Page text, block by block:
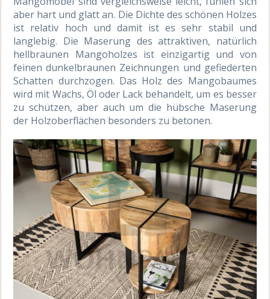
aber hart und glatt an. Die Dichte des schönen Holzes
ist relativ hoch und damit ist es sehr stabil und
langlebig. Die Maserung des attraktiven, natürlich
hellbraunen Mangoholzes ist einzigartig und von
feinen dunkelbraunen Zeichnungen und gefiederten
Schatten durchzogen. Das Holz des Mangobaumes
wird mit Wachs, Öl oder Lack behandelt, um es besser
zu schützen, aber auch um die hübsche Maserung
der Holzoberflächen besonders zu betonen.